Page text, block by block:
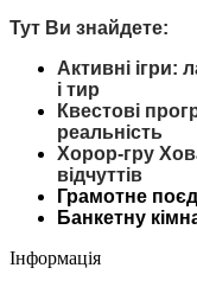
Тут Ви знайдете:
Активні ігри:
і тир
Квестові
реальність
Хорор-гру
відчуттів
Грамотне
Банкетну
Інформація